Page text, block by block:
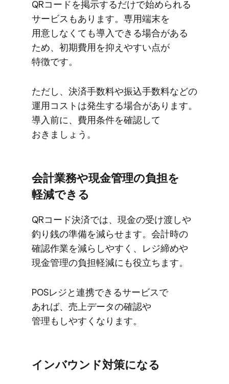
QRコードを​掲示するだけで​始められる​
サービスも​あります。​専用端末を​
用意しなくても​導入できる​場合が​ある​
ため、​初期費用を​抑えやすい​点が​
特徴です。
ただし、​決済手数料や​振込手数料などの​
運用コストは​発生する​場合が​あります。​
導入前に、​費用条件を​確認して​
おきましょう。
会計業務や​現金管理の​負担を​
軽減できる
QRコード決済では、​現金の​受け渡しや​
釣り銭の​準備を​減らせます。​会計時の​
確認作業を​減らしやすく、​レジ​締めや​
現金管理の​負担軽減にも​役立ちます。
POSレジと​連携できる​サービスで​
あれば、​売上データの​確認や​
管理もしやすくなります。
インバウンド対策に​​なる